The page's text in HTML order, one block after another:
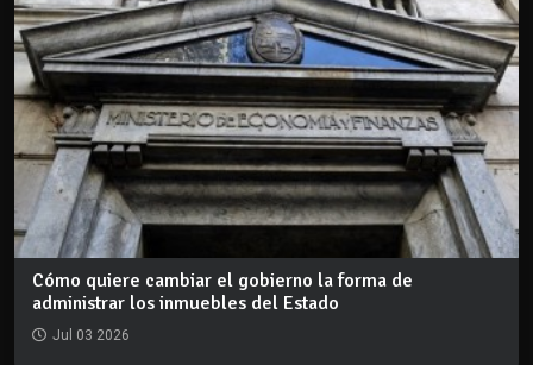
Cómo quiere cambiar el gobierno la forma de
administrar los inmuebles del Estado
Jul 03 2026